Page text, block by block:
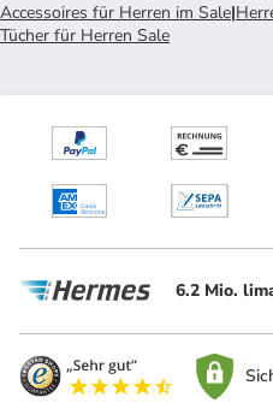
Accessoires für Herren im Sale|
Tücher für Herren Sale
6.2 Mio.